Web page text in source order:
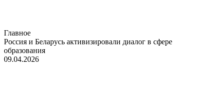
Главное
Россия и Беларусь активизировали диалог в сфере
образования
09.04.2026